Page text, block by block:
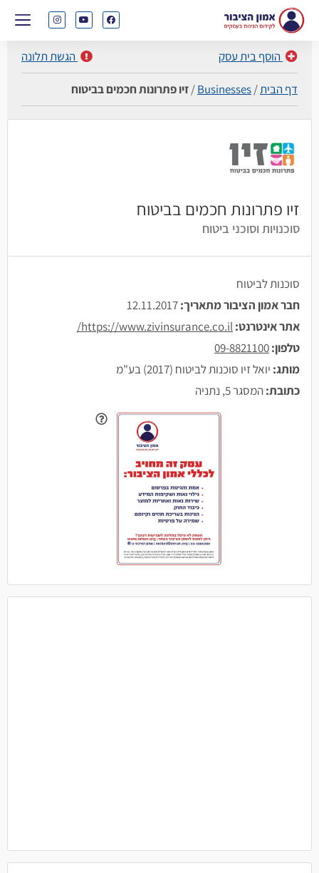
הוסף בית עסק הגשת תלונה
דף הבית/
Businesses
/זיו פתרונות חכמים בביטוח
זיו פתרונות חכמים בביטוח
סוכנויות וסוכני ביטוח
סוכנות לביטוח
חבר אמון הציבור מתאריך:
אתר אינטרנט:https://www.zivinsurance.co.il/
טלפון:09-8821100
מותג: יואל זיו סוכנות לביטוח (2017) בע"מ
כתובת:המסגר 5, נתניה